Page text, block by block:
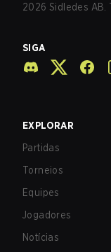
2026 Sidledes AB.
SIGA
EXPLORAR
Partidas
Torneios
Equipes
Jogadores
Notícias